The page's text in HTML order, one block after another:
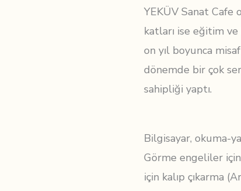
YEKÜV Sanat Cafe
katları ise eğitim
on yıl boyunca
dönemde bir çok
sahipliği yaptı.
Bilgisayar, okuma-
Görme engeliler
için kalıp çıkarma